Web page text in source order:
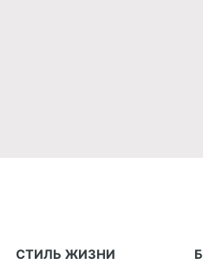
СТИЛЬ ЖИЗНИ